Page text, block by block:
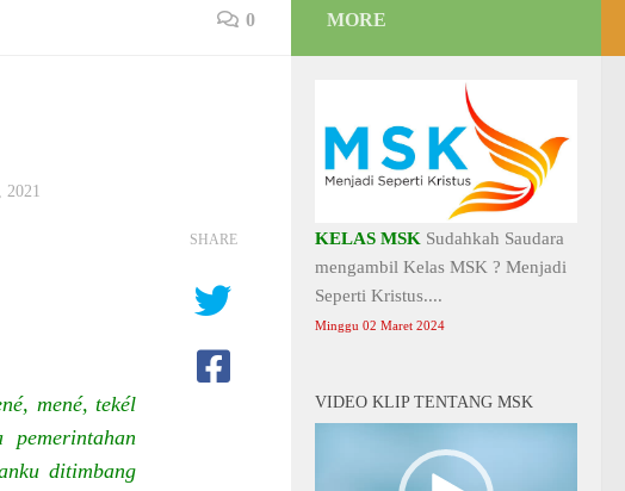
0
2021
mené, tekél
ditimbang
SHARE
MORE
KELAS MSK Sudahkah Saudara
mengambil Kelas MSK ? Menjadi
Seperti Kristus....
Minggu 02 Maret 2024
VIDEO KLIP TENTANG MSK